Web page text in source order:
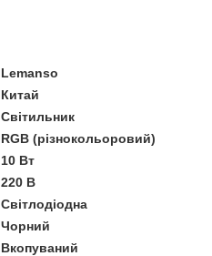
Lemanso
Китай
Світильник
RGB (різнокольоровий)
10 Вт
220 В
Світлодіодна
Чорний
Вкопуваний